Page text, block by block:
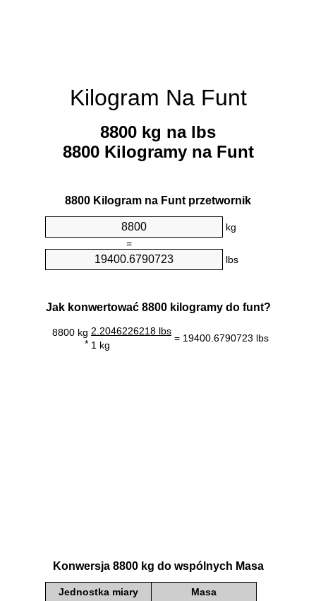
Kilogram Na Funt
8800 kg na lbs
8800 Kilogramy na Funt
8800 Kilogram na Funt przetwornik
kg
=
lbs
Jak konwertować 8800 kilogramy do funt?
8800 kg
*
2.2046226218 lbs
= 19400.6790723 lbs
1 kg
Konwersja 8800 kg do wspólnych Masa
Jednostka miary Masa